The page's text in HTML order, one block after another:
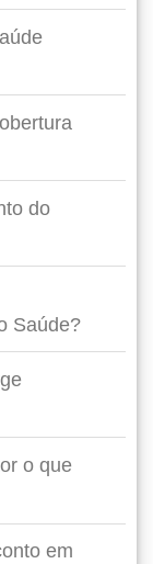
do
Saúde?
o que
em